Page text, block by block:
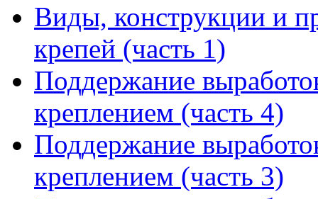
Виды, конструкции и
крепей (часть 1)
Поддержание
креплением (часть 4)
Поддержание
креплением (часть 3)